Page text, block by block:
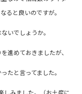
ると良いのですが。
いでしょうか。
進めておきましたが、
たと言ってました。
しみました。（お土産に